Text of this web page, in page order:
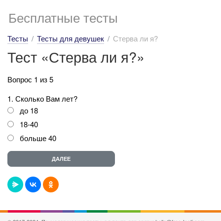
Бесплатные тесты
Тесты Тесты для девушек Стерва ли я?
Тест «Стерва ли я?»
Вопрос 1 из 5
1. Сколько Вам лет?
до 18
18-40
больше 40